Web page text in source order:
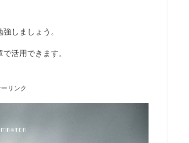
しましょう。
活用できます。
リンク